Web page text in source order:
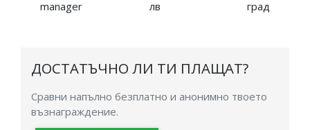
manager
лв
град
ДОСТАТЪЧНО ЛИ ТИ ПЛАЩАТ?
Сравни напълно безплатно и анонимно твоето
възнаграждение.